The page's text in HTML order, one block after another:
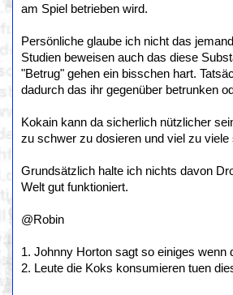
am Spiel betrieben wird.
Persönliche glaube ich nicht das
Studien beweisen auch das diese
"Betrug" gehen ein bisschen hart.
dadurch das ihr gegenüber betrunken
Kokain kann da sicherlich nützlicher
zu schwer zu dosieren und viel zu
Grundsätzlich halte ich nichts davon
Welt gut funktioniert.
@Robin
1. Johnny Horton sagt so einiges wenn
2. Leute die Koks konsumieren tuen